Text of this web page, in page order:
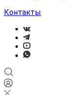
Контакты